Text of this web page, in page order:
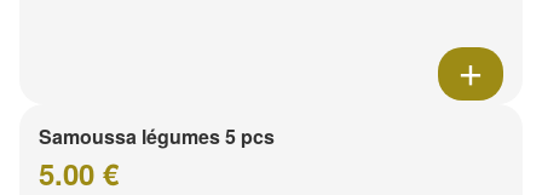
Samoussa légumes 5 pcs
5.00 €